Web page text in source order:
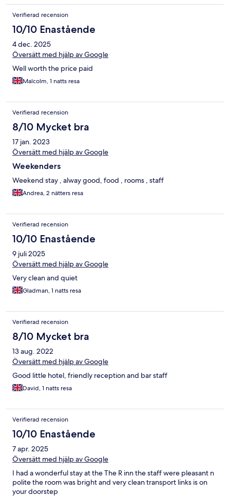
Verifierad recension
10/10 Enastående
4 dec. 2025
Översätt med hjälp av Google
Well worth the price paid
Malcolm, 1 natts resa
Verifierad recension
8/10 Mycket bra
17 jan. 2023
Översätt med hjälp av Google
Weekenders
Weekend stay , alway good, food , rooms , staff
Andrea, 2 nätters resa
Verifierad recension
10/10 Enastående
9 juli 2025
Översätt med hjälp av Google
Very clean and quiet
Gladman, 1 natts resa
Verifierad recension
8/10 Mycket bra
13 aug. 2022
Översätt med hjälp av Google
Good little hotel, friendly reception and bar staff
David, 1 natts resa
Verifierad recension
10/10 Enastående
7 apr. 2025
Översätt med hjälp av Google
I had a wonderful stay at the The R inn the staff were pleasant n
polite the room was bright and very clean transport links is on
your doorstep